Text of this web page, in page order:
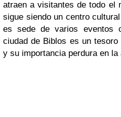
atraen a visitantes de todo el
sigue siendo un centro
es sede de varios eventos
ciudad de Biblos es un
y su importancia perdura en la